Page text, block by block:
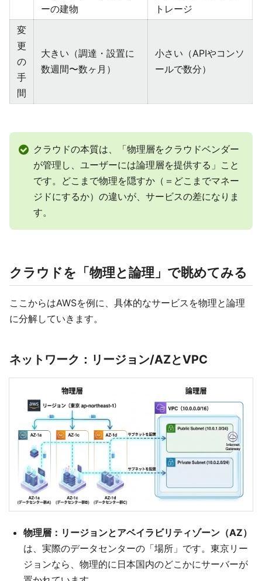
ーの建物
トレージ
変
更
の
手
間
大きい（調達・設置に
数週間〜数ヶ月）
小さい（APIやコンソ
ールで数分）
クラウドの本質は、「物理層をクラウドベンダー
が管理し、ユーザーには論理層を提供する」こと
です。どこまで物理を隠すか（＝どこまでマネー
ジドにするか）の違いが、サービスの差になりま
す。
クラウドを「物理と論理」で眺めてみる
ここからはAWSを例に、具体的なサービスを物理と論理
に分解していきます。
ネットワーク：リージョン/AZとVPC
物理層：リージョンとアベイラビリティゾーン（AZ）
は、実際のデータセンターの「場所」です。東京リー
ジョンなら、物理的に日本国内のどこかにサーバーが